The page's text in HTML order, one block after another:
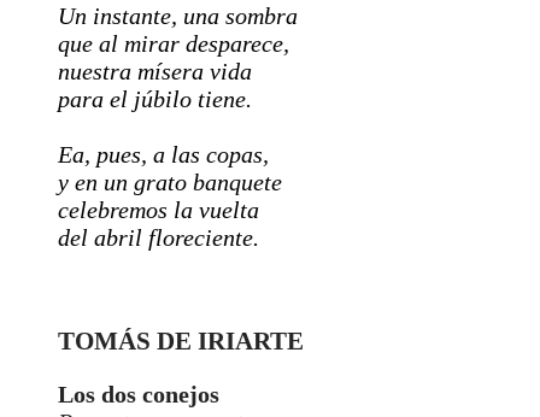
Un instante, una sombra
que al mirar desparece,
nuestra mísera vida
para el júbilo tiene.
Ea, pues, a las copas,
y en un grato banquete
celebremos la vuelta
del abril floreciente.
TOMÁS DE IRIARTE
Los dos conejos